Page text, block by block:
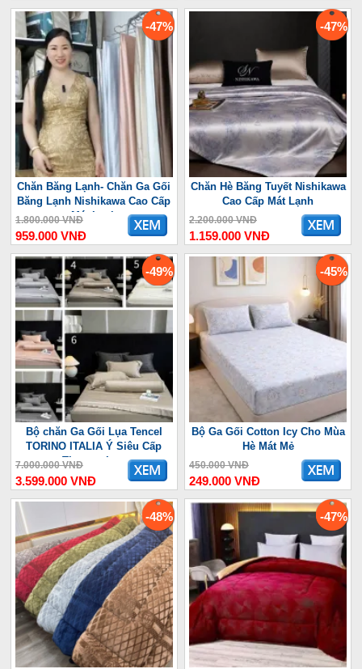
-47%
Chăn Băng Lạnh- Chăn Ga Gối
Băng Lạnh Nishikawa Cao Cấp
Mát Lạnh
1.800.000 VNĐ
959.000 VNĐ
-47%
Chăn Hè Băng Tuyết Nishikawa
Cao Cấp Mát Lạnh
2.200.000 VNĐ
1.159.000 VNĐ
-49%
Bộ chăn Ga Gối Lụa Tencel
TORINO ITALIA Ý Siêu Cấp
Thượng Lưu
7.000.000 VNĐ
3.599.000 VNĐ
-45%
Bộ Ga Gối Cotton Icy Cho Mùa
Hè Mát Mẻ
450.000 VNĐ
249.000 VNĐ
-48% -47%